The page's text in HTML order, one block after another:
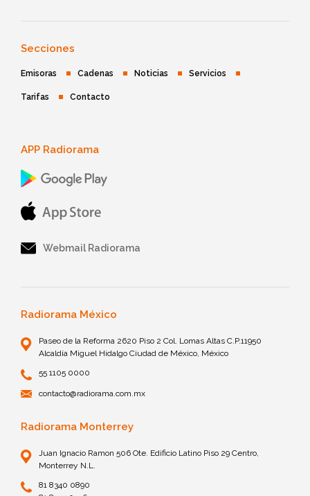
Secciones
Emisoras Cadenas Noticias Servicios
Tarifas Contacto
APP Radiorama
Webmail Radiorama
Radiorama México
Paseo de la Reforma 2620 Piso 2 Col. Lomas Altas C.P.11950
Alcaldía Miguel Hidalgo Ciudad de México, México
55 1105 0000
contacto@radiorama.com.mx
Radiorama Monterrey
Juan Ignacio Ramon 506 Ote. Edificio Latino Piso 29 Centro,
Monterrey N.L.
81 8340 0890